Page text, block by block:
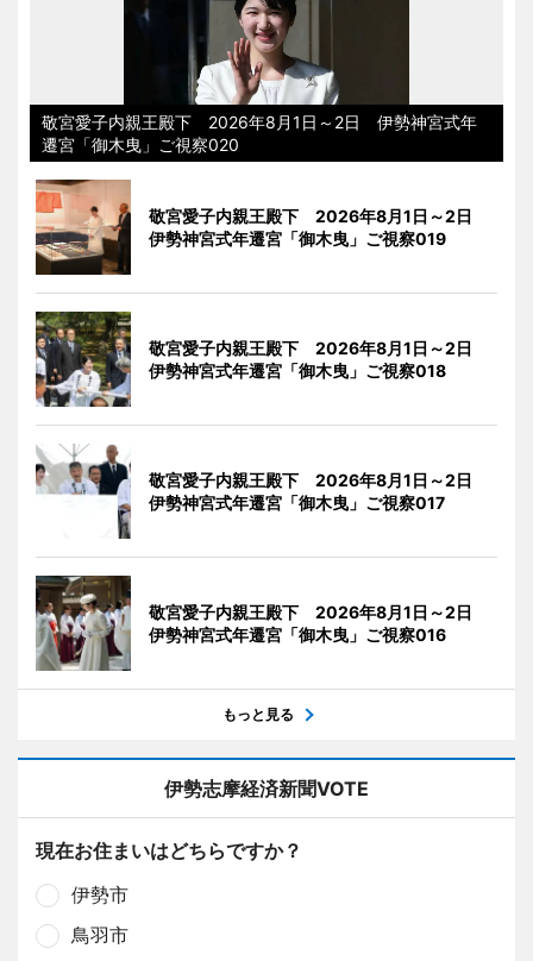
敬宮愛子内親王殿下 2026年8月1日～2日 伊勢神宮式年
遷宮「御木曳」ご視察020
敬宮愛子内親王殿下 2026年8月1日～2日
伊勢神宮式年遷宮「御木曳」ご視察019
敬宮愛子内親王殿下 2026年8月1日～2日
伊勢神宮式年遷宮「御木曳」ご視察018
敬宮愛子内親王殿下 2026年8月1日～2日
伊勢神宮式年遷宮「御木曳」ご視察017
敬宮愛子内親王殿下 2026年8月1日～2日
伊勢神宮式年遷宮「御木曳」ご視察016
もっと見る
伊勢志摩経済新聞VOTE
現在お住まいはどちらですか？
伊勢市
鳥羽市